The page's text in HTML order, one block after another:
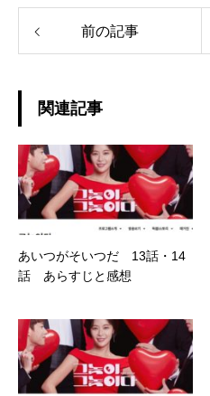
前の記事
関連記事
あいつがそいつだ 13話・14
話 あらすじと感想